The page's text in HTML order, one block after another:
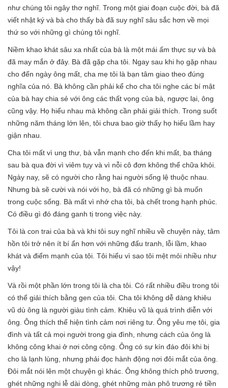
như chúng tôi ngây thơ nghĩ. Trong một giai đoạn cuộc đời, bà đã
viết nhật ký và bà cho thấy bà đã suy nghĩ sâu sắc hơn về mọi
thứ so với những gì chúng tôi nghĩ.
Niềm khao khát sâu xa nhất của bà là một mái ấm thực sự và bà
đã may mắn ở đây. Bà đã gặp cha tôi. Ngay sau khi họ gặp nhau
cho đến ngày ông mất, cha mẹ tôi là bạn tâm giao theo đúng
nghĩa của nó. Bà không cần phải kể cho cha tôi nghe các bí mật
của bà hay chia sẻ với ông các thất vọng của bà, ngược lại, ông
cũng vậy. Họ hiểu nhau mà không cần phải giải thích. Trong suốt
những năm tháng lớn lên, tôi chưa bao giờ thấy họ hiểu lầm hay
giận nhau.
Cha tôi mất vì ung thư, bà vẫn mạnh cho đến khi mất, ba tháng
sau bà qua đời vì viêm tụy và vì nỗi cô đơn không thể chữa khỏi.
Ngày nay, sẽ có người cho rằng hai người sống lệ thuộc nhau.
Nhưng bà sẽ cười và nói với họ, bà đã có những gì bà muốn
trong cuộc sống. Bà mất vì nhớ cha tôi, bà chết trong hạnh phúc.
Có điều gì đó đáng ganh tị trong việc này.
Tôi là con trai của bà và khi tôi suy nghĩ nhiều về chuyện này, tâm
hồn tôi trở nên ít bí ẩn hơn với những đấu tranh, lỗi lầm, khao
khát và điểm mạnh của tôi. Tôi hiểu vì sao tôi mệt mỏi nhiều như
vậy!
Và rồi một phần lớn trong tôi là cha tôi. Có rất nhiều điều trong tôi
có thể giải thích bằng gen của tôi. Cha tôi không dễ dàng khiêu
vũ dù ông là người giàu tình cảm. Khiêu vũ là quá trình diễn với
ông. Ông thích thể hiện tình cảm nơi riêng tư. Ông yêu mẹ tôi, gia
đình và tất cả mọi người trong gia đình, nhưng cách của ông là
không công khai ở nơi công cộng. Ông có sự kín đáo đôi khi bị
cho là lạnh lùng, nhưng phải đọc hành động nơi đôi mắt của ông.
Đôi mắt nói lên một chuyện gì khác. Ông không thích phô trương,
ghét những nghi lễ dài dòng, ghét những màn phô trương rẻ tiền